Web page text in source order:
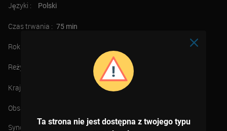
Ta strona nie jest dostępna z twojego typu
Języki : Polski
Czas trwania : 75 min
Rok :
Reżyser : Jarosław Rędziak
Kraj :
Obsada :
Synopsis :